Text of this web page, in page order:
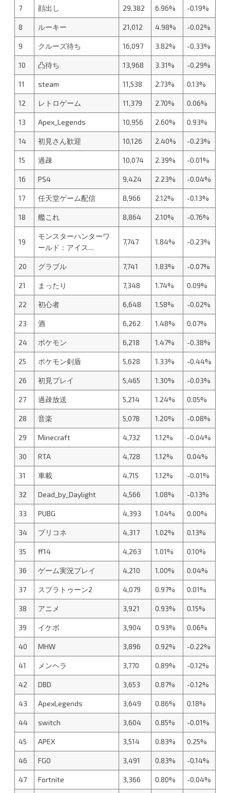
7 顔出し 29,382 6.96% -0.19%
8 ルーキー 21,012 4.98% -0.02%
9 クルーズ待ち 16,097 3.82% -0.33%
10 凸待ち 13,968 3.31% -0.29%
11 steam 11,538 2.73% 0.13%
12 レトロゲーム 11,379 2.70% 0.06%
13 Apex_Legends 10,956 2.60% 0.93%
14 初見さん歓迎 10,126 2.40% -0.23%
15 過疎 10,074 2.39% -0.01%
16 PS4 9,424 2.23% -0.04%
17 任天堂ゲーム配信 8,966 2.12% -0.13%
18 艦これ 8,864 2.10% -0.76%
19
モンスターハンターワ
ールド：アイス…
7,747 1.84% -0.23%
20 グラブル 7,741 1.83% -0.07%
21 まったり 7,348 1.74% 0.09%
22 初心者 6,648 1.58% -0.02%
23 酒 6,262 1.48% 0.07%
24 ポケモン 6,218 1.47% -0.38%
25 ポケモン剣盾 5,628 1.33% -0.44%
26 初見プレイ 5,465 1.30% -0.03%
27 過疎放送 5,214 1.24% 0.05%
28 音楽 5,078 1.20% -0.08%
29 Minecraft 4,732 1.12% -0.04%
30 RTA 4,728 1.12% 0.04%
31 車載 4,715 1.12% -0.01%
32 Dead_by_Daylight 4,566 1.08% -0.13%
33 PUBG 4,393 1.04% 0.00%
34 プリコネ 4,317 1.02% 0.13%
35 ff14 4,263 1.01% 0.10%
36 ゲーム実況プレイ 4,210 1.00% 0.04%
37 スプラトゥーン2 4,079 0.97% 0.01%
38 アニメ 3,921 0.93% 0.15%
39 イケボ 3,904 0.93% 0.06%
40 MHW 3,896 0.92% -0.22%
41 メンヘラ 3,770 0.89% -0.12%
42 DBD 3,653 0.87% -0.12%
43 ApexLegends 3,649 0.86% 0.18%
44 switch 3,604 0.85% -0.01%
45 APEX 3,514 0.83% 0.25%
46 FGO 3,491 0.83% -0.14%
47 Fortnite 3,366 0.80% -0.04%